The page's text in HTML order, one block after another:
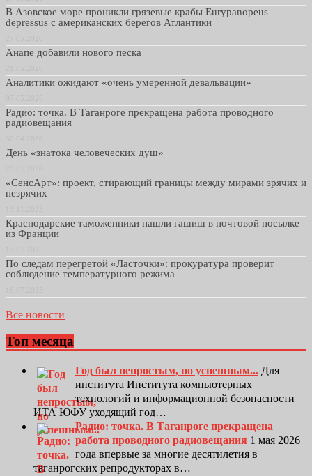
В Азовское море проникли грязевые крабы Eurypanopeus
depressus с американских берегов Атлантики
Анапе добавили нового песка
Аналитики ожидают «очень умеренной девальвации»
Радио: точка. В Таганроге прекращена работа проводного
радиовещания
День «знатока человеческих душ»
«СенсАрт»: проект, стирающий границы между мирами зрячих и
незрячих
Краснодарские таможенники нашли гашиш в почтовой посылке
из Франции
По следам перегретой «Ласточки»: прокуратура проверит
соблюдение температурного режима
Все новости
Топ месяца
Год был непростым, но успешным... Для
института Института компьютерных
технологий и информационной безопасности
ИТА ЮФУ уходящий год…
Радио: точка. В Таганроге прекращена
работа проводного радиовещания 1 мая 2026
года впервые за многие десятилетия в
таганрогских репродукторах в…